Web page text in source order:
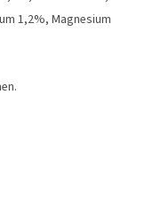
1,2%, Magnesium